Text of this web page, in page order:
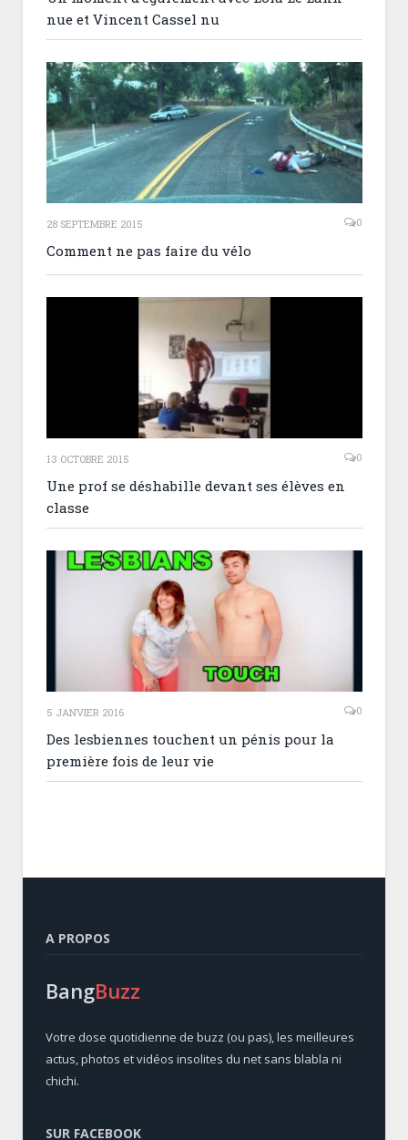
nue et Vincent Cassel nu
28 SEPTEMBRE 2015 0
Comment ne pas faire du vélo
13 OCTOBRE 2015 0
Une prof se déshabille devant ses élèves en
classe
5 JANVIER 2016 0
Des lesbiennes touchent un pénis pour la
première fois de leur vie
A PROPOS
BangBuzz
Votre dose quotidienne de buzz (ou pas), les meilleures
actus, photos et vidéos insolites du net sans blabla ni
chichi.
SUR FACEBOOK